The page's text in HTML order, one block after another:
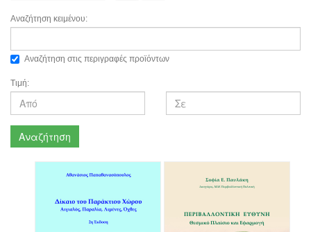
Αναζήτηση κειμένου:
Αναζήτηση στις περιγραφές προϊόντων
Τιμή:
Αναζήτηση